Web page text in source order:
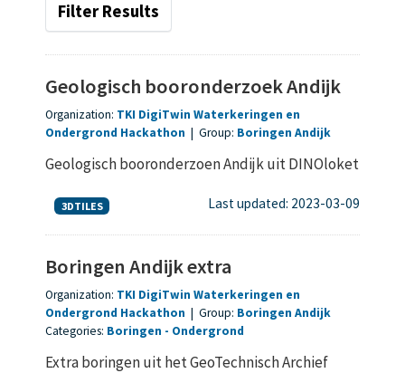
Filter Results
Geologisch booronderzoek Andijk
Organization: TKI DigiTwin Waterkeringen en
Ondergrond Hackathon | Group: Boringen Andijk
Geologisch booronderzoen Andijk uit DINOloket
3DTILES Last updated: 2023-03-09
Boringen Andijk extra
Organization: TKI DigiTwin Waterkeringen en
Ondergrond Hackathon | Group: Boringen Andijk
Categories: Boringen Ondergrond
Extra boringen uit het GeoTechnisch Archief